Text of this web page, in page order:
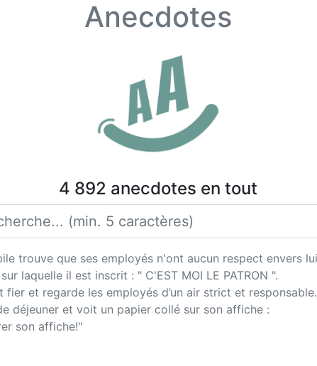
Anecdotes
4 892 anecdotes en tout
trouve que ses employés n'ont aucun respect envers
laquelle il est inscrit : " C'EST MOI LE PATRON ".
et regarde les employés d’un air strict et responsable.
déjeuner et voit un papier collé sur son affiche :
son affiche!"